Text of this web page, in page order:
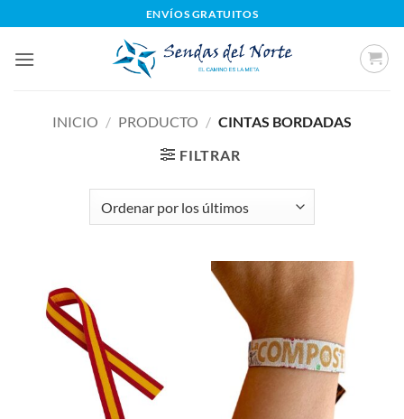
al
contenido
ENVÍOS GRATUITOS
INICIO / PRODUCTO / CINTAS BORDADAS
FILTRAR